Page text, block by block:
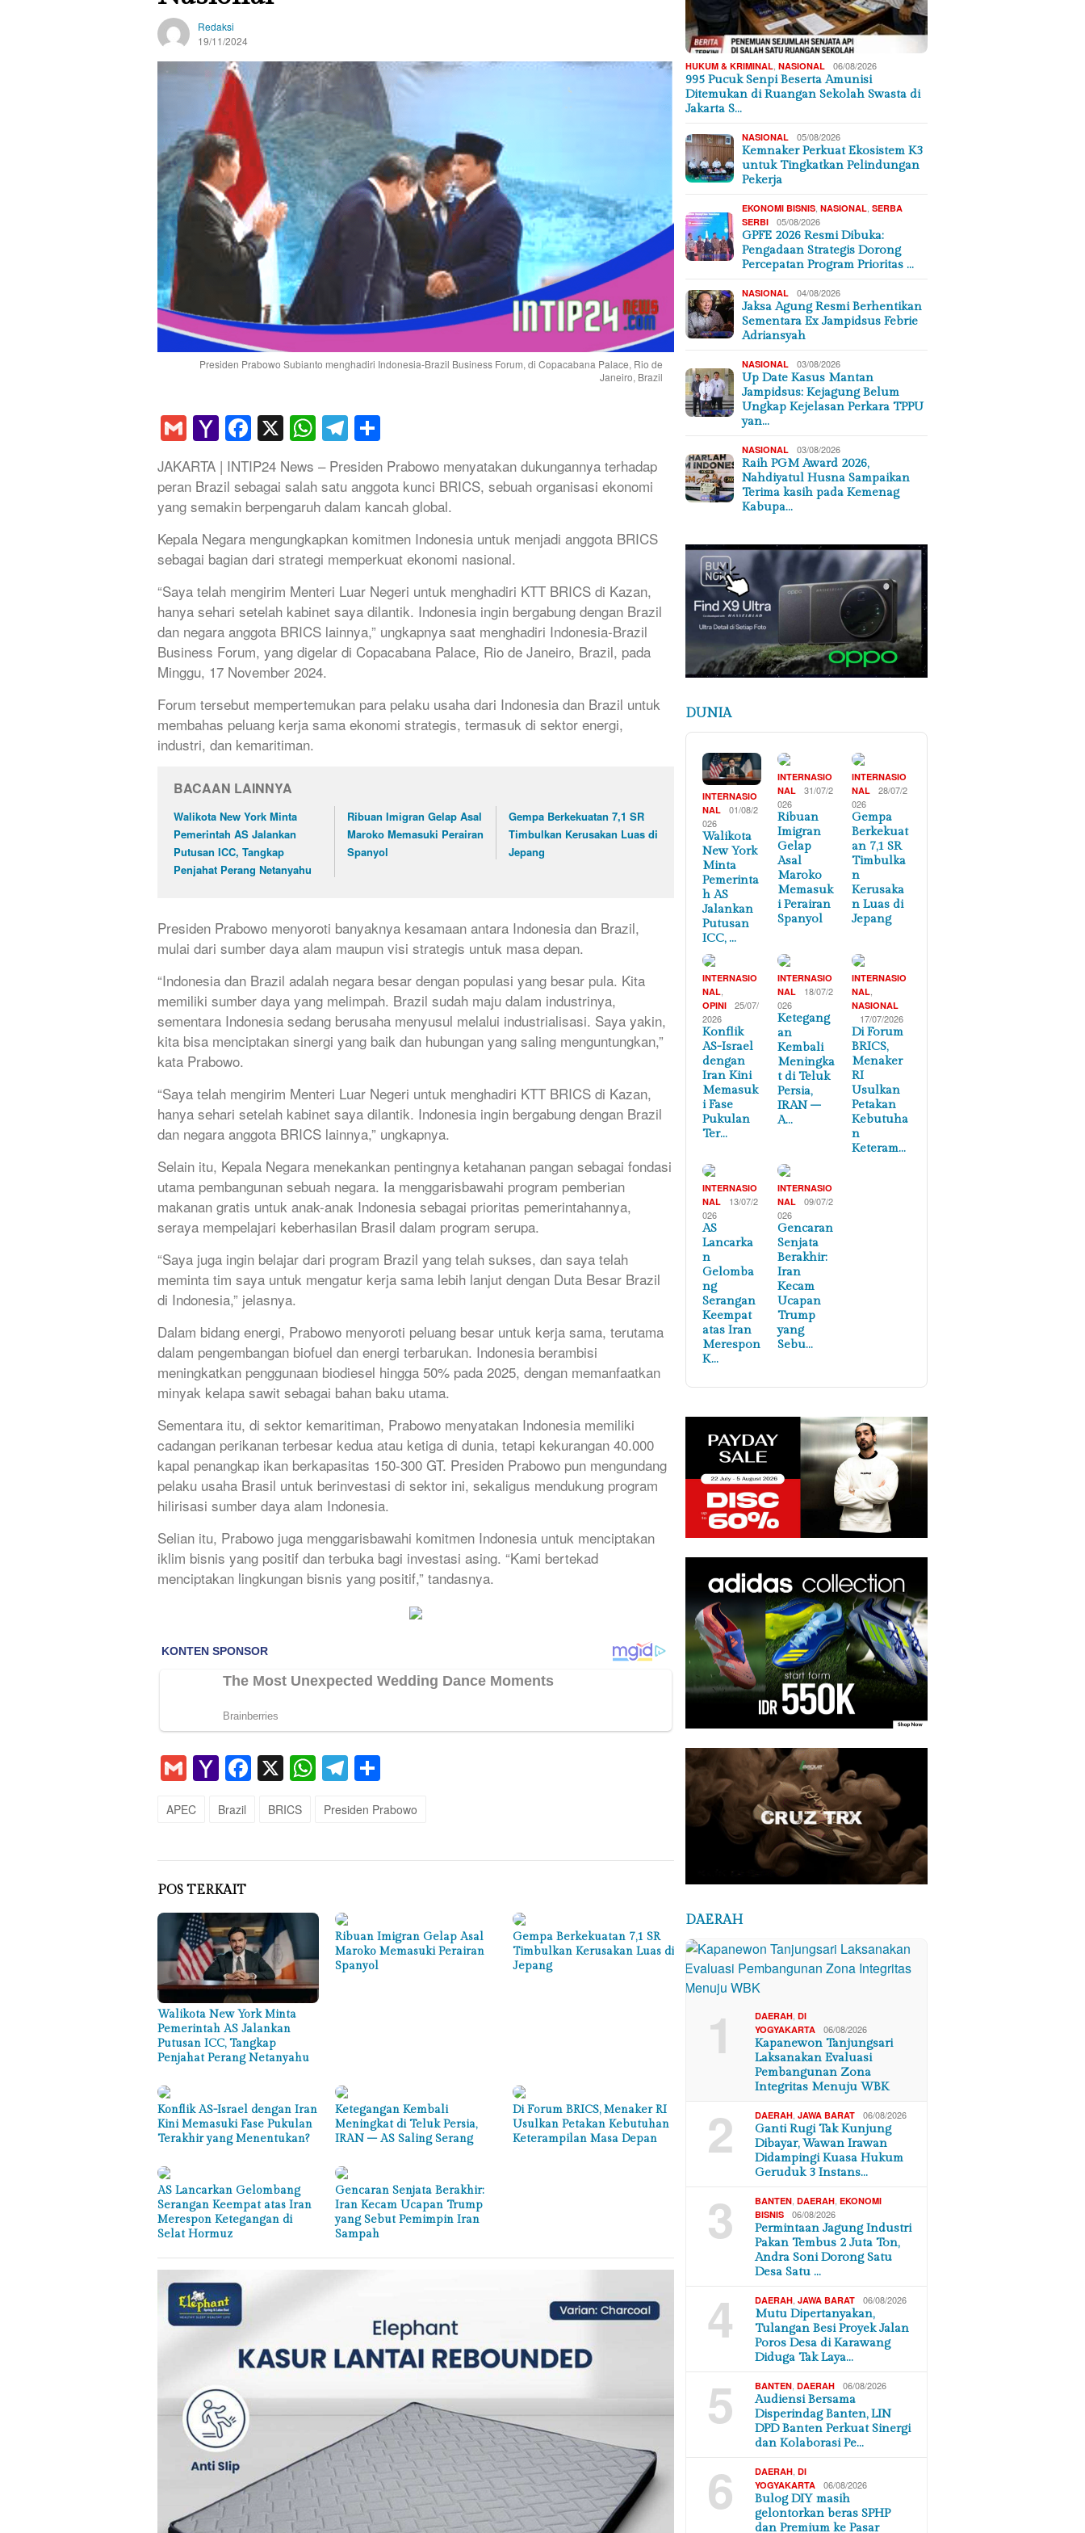
Redaksi
19/11/2024
Presiden Prabowo Subianto menghadiri Indonesia-Brazil Business Forum, di Copacabana Palace, Rio de
Janeiro, Brazil
GmailYahoo
Mail
Facebook
X WhatsApp
Telegram
JAKARTA | INTIP24 News – Presiden Prabowo menyatakan dukungannya terhadap
peran Brazil sebagai salah satu anggota kunci BRICS, sebuah organisasi ekonomi
yang semakin berpengaruh dalam kancah global.
Kepala Negara mengungkapkan komitmen Indonesia untuk menjadi anggota BRICS
sebagai bagian dari strategi memperkuat ekonomi nasional.
“Saya telah mengirim Menteri Luar Negeri untuk menghadiri KTT BRICS di Kazan,
hanya sehari setelah kabinet saya dilantik. Indonesia ingin bergabung dengan Brazil
dan negara anggota BRICS lainnya,” ungkapnya saat menghadiri Indonesia-Brazil
Business Forum, yang digelar di Copacabana Palace, Rio de Janeiro, Brazil, pada
Minggu, 17 November 2024.
Forum tersebut mempertemukan para pelaku usaha dari Indonesia dan Brazil untuk
membahas peluang kerja sama ekonomi strategis, termasuk di sektor energi,
industri, dan kemaritiman.
BACAAN LAINNYA
Walikota New York Minta
Pemerintah AS Jalankan
Putusan ICC, Tangkap
Penjahat Perang Netanyahu
Ribuan Imigran Gelap Asal
Maroko Memasuki Perairan
Spanyol
Gempa Berkekuatan 7,1 SR
Timbulkan Kerusakan Luas di
Jepang
Presiden Prabowo menyoroti banyaknya kesamaan antara Indonesia dan Brazil,
mulai dari sumber daya alam maupun visi strategis untuk masa depan.
“Indonesia dan Brazil adalah negara besar dengan populasi yang besar pula. Kita
memiliki sumber daya yang melimpah. Brazil sudah maju dalam industrinya,
sementara Indonesia sedang berusaha menyusul melalui industrialisasi. Saya yakin,
kita bisa menciptakan sinergi yang baik dan hubungan yang saling menguntungkan,”
kata Prabowo.
“Saya telah mengirim Menteri Luar Negeri untuk menghadiri KTT BRICS di Kazan,
hanya sehari setelah kabinet saya dilantik. Indonesia ingin bergabung dengan Brazil
dan negara anggota BRICS lainnya,” ungkapnya.
Selain itu, Kepala Negara menekankan pentingnya ketahanan pangan sebagai fondasi
utama pembangunan sebuah negara. Ia menggarisbawahi program pemberian
makanan gratis untuk anak-anak Indonesia sebagai prioritas pemerintahannya,
seraya mempelajari keberhasilan Brasil dalam program serupa.
“Saya juga ingin belajar dari program Brazil yang telah sukses, dan saya telah
meminta tim saya untuk mengatur kerja sama lebih lanjut dengan Duta Besar Brazil
di Indonesia,” jelasnya.
Dalam bidang energi, Prabowo menyoroti peluang besar untuk kerja sama, terutama
dalam pengembangan biofuel dan energi terbarukan. Indonesia berambisi
meningkatkan penggunaan biodiesel hingga 50% pada 2025, dengan memanfaatkan
minyak kelapa sawit sebagai bahan baku utama.
Sementara itu, di sektor kemaritiman, Prabowo menyatakan Indonesia memiliki
cadangan perikanan terbesar kedua atau ketiga di dunia, tetapi kekurangan 40.000
kapal penangkap ikan berkapasitas 150-300 GT. Presiden Prabowo pun mengundang
pelaku usaha Brasil untuk berinvestasi di sektor ini, sekaligus mendukung program
hilirisasi sumber daya alam Indonesia.
Selian itu, Prabowo juga menggarisbawahi komitmen Indonesia untuk menciptakan
iklim bisnis yang positif dan terbuka bagi investasi asing. “Kami bertekad
menciptakan lingkungan bisnis yang positif,” tandasnya.
GmailYahoo
Mail
Facebook
X WhatsApp
Telegram
APEC Brazil BRICS Presiden Prabowo
POS TERKAIT
Walikota New York Minta
Pemerintah AS Jalankan
Putusan ICC, Tangkap
Penjahat Perang Netanyahu
Ribuan Imigran Gelap Asal
Maroko Memasuki Perairan
Spanyol
Gempa Berkekuatan 7,1 SR
Timbulkan Kerusakan Luas di
Jepang
Konflik AS-Israel dengan Iran
Kini Memasuki Fase Pukulan
Terakhir yang Menentukan?
Ketegangan Kembali
Meningkat di Teluk Persia,
IRAN – AS Saling Serang
Di Forum BRICS, Menaker RI
Usulkan Petakan Kebutuhan
Keterampilan Masa Depan
AS Lancarkan Gelombang
Serangan Keempat atas Iran
Merespon Ketegangan di
Selat Hormuz
Gencaran Senjata Berakhir:
Iran Kecam Ucapan Trump
yang Sebut Pemimpin Iran
Sampah
HUKUM & KRIMINAL ,NASIONAL 06/08/2026
995 Pucuk Senpi Beserta Amunisi
Ditemukan di Ruangan Sekolah Swasta di
Jakarta S…
NASIONAL 05/08/2026
Kemnaker Perkuat Ekosistem K3
untuk Tingkatkan Pelindungan
Pekerja
EKONOMI BISNIS ,NASIONAL ,SERBA
SERBI
05/08/2026
GPFE 2026 Resmi Dibuka:
Pengadaan Strategis Dorong
Percepatan Program Prioritas …
NASIONAL 04/08/2026
Jaksa Agung Resmi Berhentikan
Sementara Ex Jampidsus Febrie
Adriansyah
NASIONAL 03/08/2026
Up Date Kasus Mantan
Jampidsus: Kejagung Belum
Ungkap Kejelasan Perkara TPPU
yan…
NASIONAL 03/08/2026
Raih PGM Award 2026,
Nahdiyatul Husna Sampaikan
Terima kasih pada Kemenag
Kabupa…
DUNIA
INTERNASIO
NAL
01/08/2
026
Walikota
New York
Minta
Pemerinta
h AS
Jalankan
Putusan
ICC, …
INTERNASIO
NAL
31/07/2
026
Ribuan
Imigran
Gelap
Asal
Maroko
Memasuk
i Perairan
Spanyol
INTERNASIO
NAL
28/07/2
026
Gempa
Berkekuat
an 7,1 SR
Timbulka
n
Kerusaka
n Luas di
Jepang
INTERNASIO
NAL,
OPINI
25/07/
2026
Konflik
AS-Israel
dengan
Iran Kini
Memasuk
i Fase
Pukulan
Ter…
INTERNASIO
NAL
18/07/2
026
Ketegang
an
Kembali
Meningka
t di Teluk
Persia,
IRAN –
A…
INTERNASIO
NAL,
NASIONAL
17/07/2026
Di Forum
BRICS,
Menaker
RI
Usulkan
Petakan
Kebutuha
n
Keteram…
INTERNASIO
NAL
13/07/2
026
AS
Lancarka
n
Gelomba
ng
Serangan
Keempat
atas Iran
Merespon
K…
INTERNASIO
NAL
09/07/2
026
Gencaran
Senjata
Berakhir:
Iran
Kecam
Ucapan
Trump
yang
Sebu…
DAERAH
1 DAERAH ,DI
YOGYAKARTA
06/08/2026
Kapanewon Tanjungsari
Laksanakan Evaluasi
Pembangunan Zona
Integritas Menuju WBK
2 DAERAH ,JAWA BARAT 06/08/2026
Ganti Rugi Tak Kunjung
Dibayar, Wawan Irawan
Didampingi Kuasa Hukum
Geruduk 3 Instans…
3 BANTEN ,DAERAH ,EKONOMI
BISNIS
06/08/2026
Permintaan Jagung Industri
Pakan Tembus 2 Juta Ton,
Andra Soni Dorong Satu
Desa Satu …
4 DAERAH ,JAWA BARAT 06/08/2026
Mutu Dipertanyakan,
Tulangan Besi Proyek Jalan
Poros Desa di Karawang
Diduga Tak Laya…
5 BANTEN ,DAERAH 06/08/2026
Audiensi Bersama
Disperindag Banten, LIN
DPD Banten Perkuat Sinergi
dan Kolaborasi Pe…
6 DAERAH ,DI
YOGYAKARTA
06/08/2026
Bulog DIY masih
gelontorkan beras SPHP
dan Premium ke Pasar